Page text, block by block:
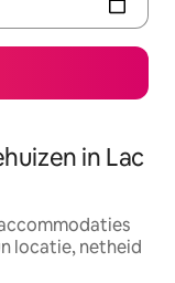
in Lac
locatie, netheid